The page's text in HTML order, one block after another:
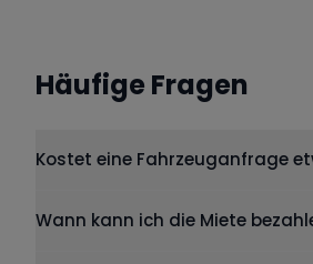
Häufige Fragen
Kostet eine Fahrzeuganfrage
Wann kann ich die Miete